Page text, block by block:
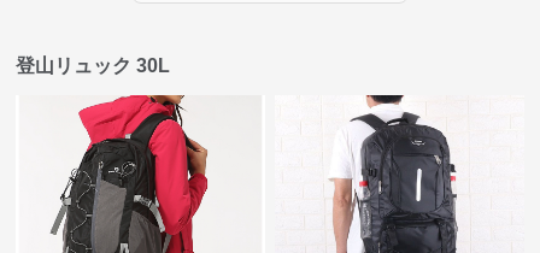
登山リュック 30L